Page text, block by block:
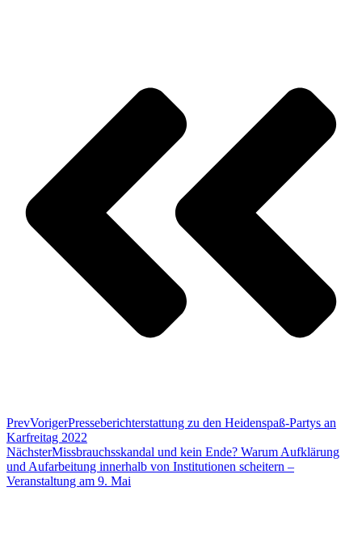
PrevVorigerPresseberichterstattung zu den Heidenspaß-Partys an
Karfreitag 2022
NächsterMissbrauchsskandal und kein Ende? Warum Aufklärung
und Aufarbeitung innerhalb von Institutionen scheitern –
Veranstaltung am 9. Mai